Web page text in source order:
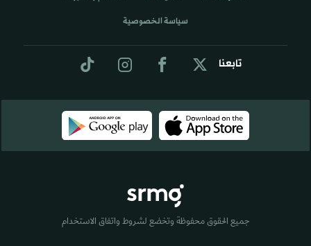
تابعنا
سياسة الخصوصية
جميع الحقوق محفوظة وتخضع لشروط واتفاق الاستخدام